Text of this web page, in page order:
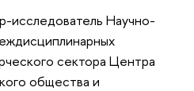
исследователь Научно-
сектора Центра
общества и